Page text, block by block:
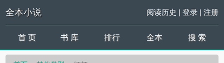
全本小说 阅读历史 | 登录| 注册
首 页 书 库 排行 全本 搜 索